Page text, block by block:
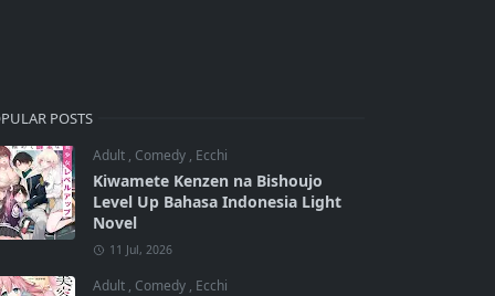
POSTS
Adult , Comedy , Ecchi
Kiwamete Kenzen na Bishoujo
Level Up Bahasa Indonesia Light
Novel
11 Jul, 2026
Adult , Comedy , Ecchi